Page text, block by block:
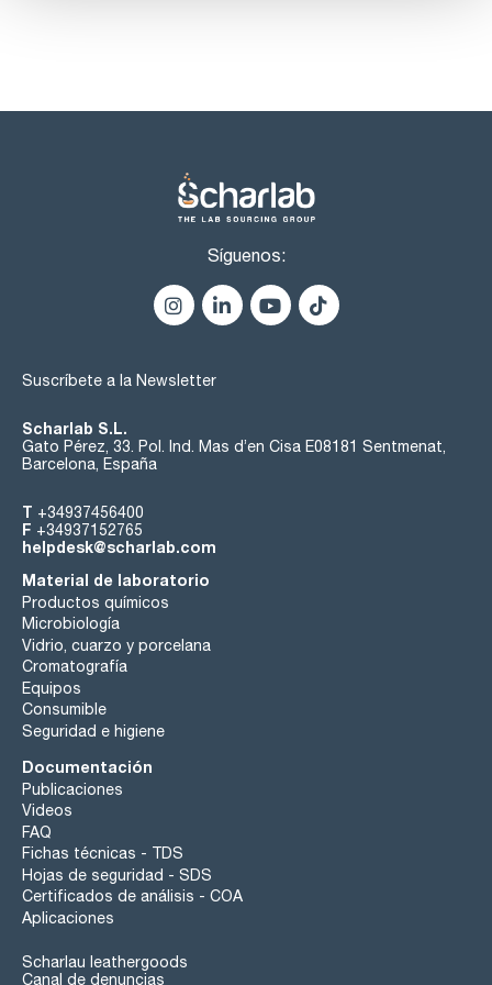
Síguenos:
Suscríbete a la Newsletter
Scharlab S.L.
Gato Pérez, 33. Pol. Ind. Mas d’en Cisa E08181 Sentmenat,
Barcelona, España
T +34937456400
F +34937152765
helpdesk@scharlab.com
Material de laboratorio
Productos químicos
Microbiología
Vidrio, cuarzo y porcelana
Cromatografía
Equipos
Consumible
Seguridad e higiene
Documentación
Publicaciones
Videos
FAQ
Fichas técnicas - TDS
Hojas de seguridad - SDS
Certificados de análisis - COA
Aplicaciones
Scharlau leathergoods
Canal de denuncias